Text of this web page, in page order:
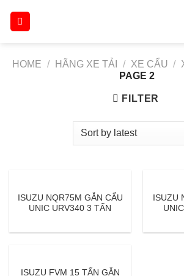
HOME / HÃNG XE TẢI / XE CẨU /
PAGE 2
FILTER
ISUZU NQR75M GẮN CẨU
UNIC URV340 3 TẤN
ISUZU
ISUZU FVM 15 TẤN GẮN